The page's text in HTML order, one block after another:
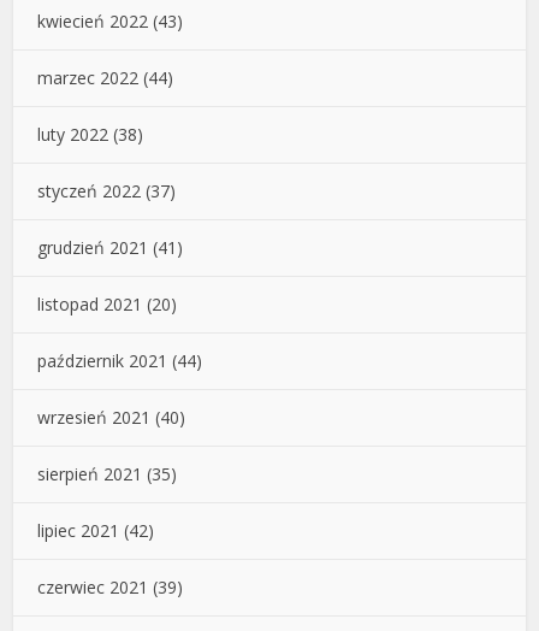
kwiecień 2022 (43)
marzec 2022 (44)
luty 2022 (38)
styczeń 2022 (37)
grudzień 2021 (41)
listopad 2021 (20)
październik 2021 (44)
wrzesień 2021 (40)
sierpień 2021 (35)
lipiec 2021 (42)
czerwiec 2021 (39)